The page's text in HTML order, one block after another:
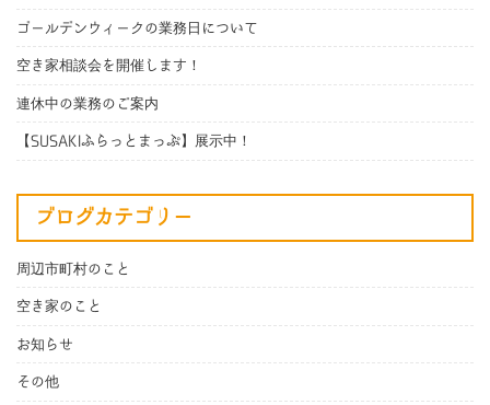
ゴールデンウィークの業務日について
空き家相談会を開催します！
連休中の業務のご案内
【SUSAKIふらっとまっぷ】展示中！
ブログカテゴリー
周辺市町村のこと
空き家のこと
お知らせ
その他